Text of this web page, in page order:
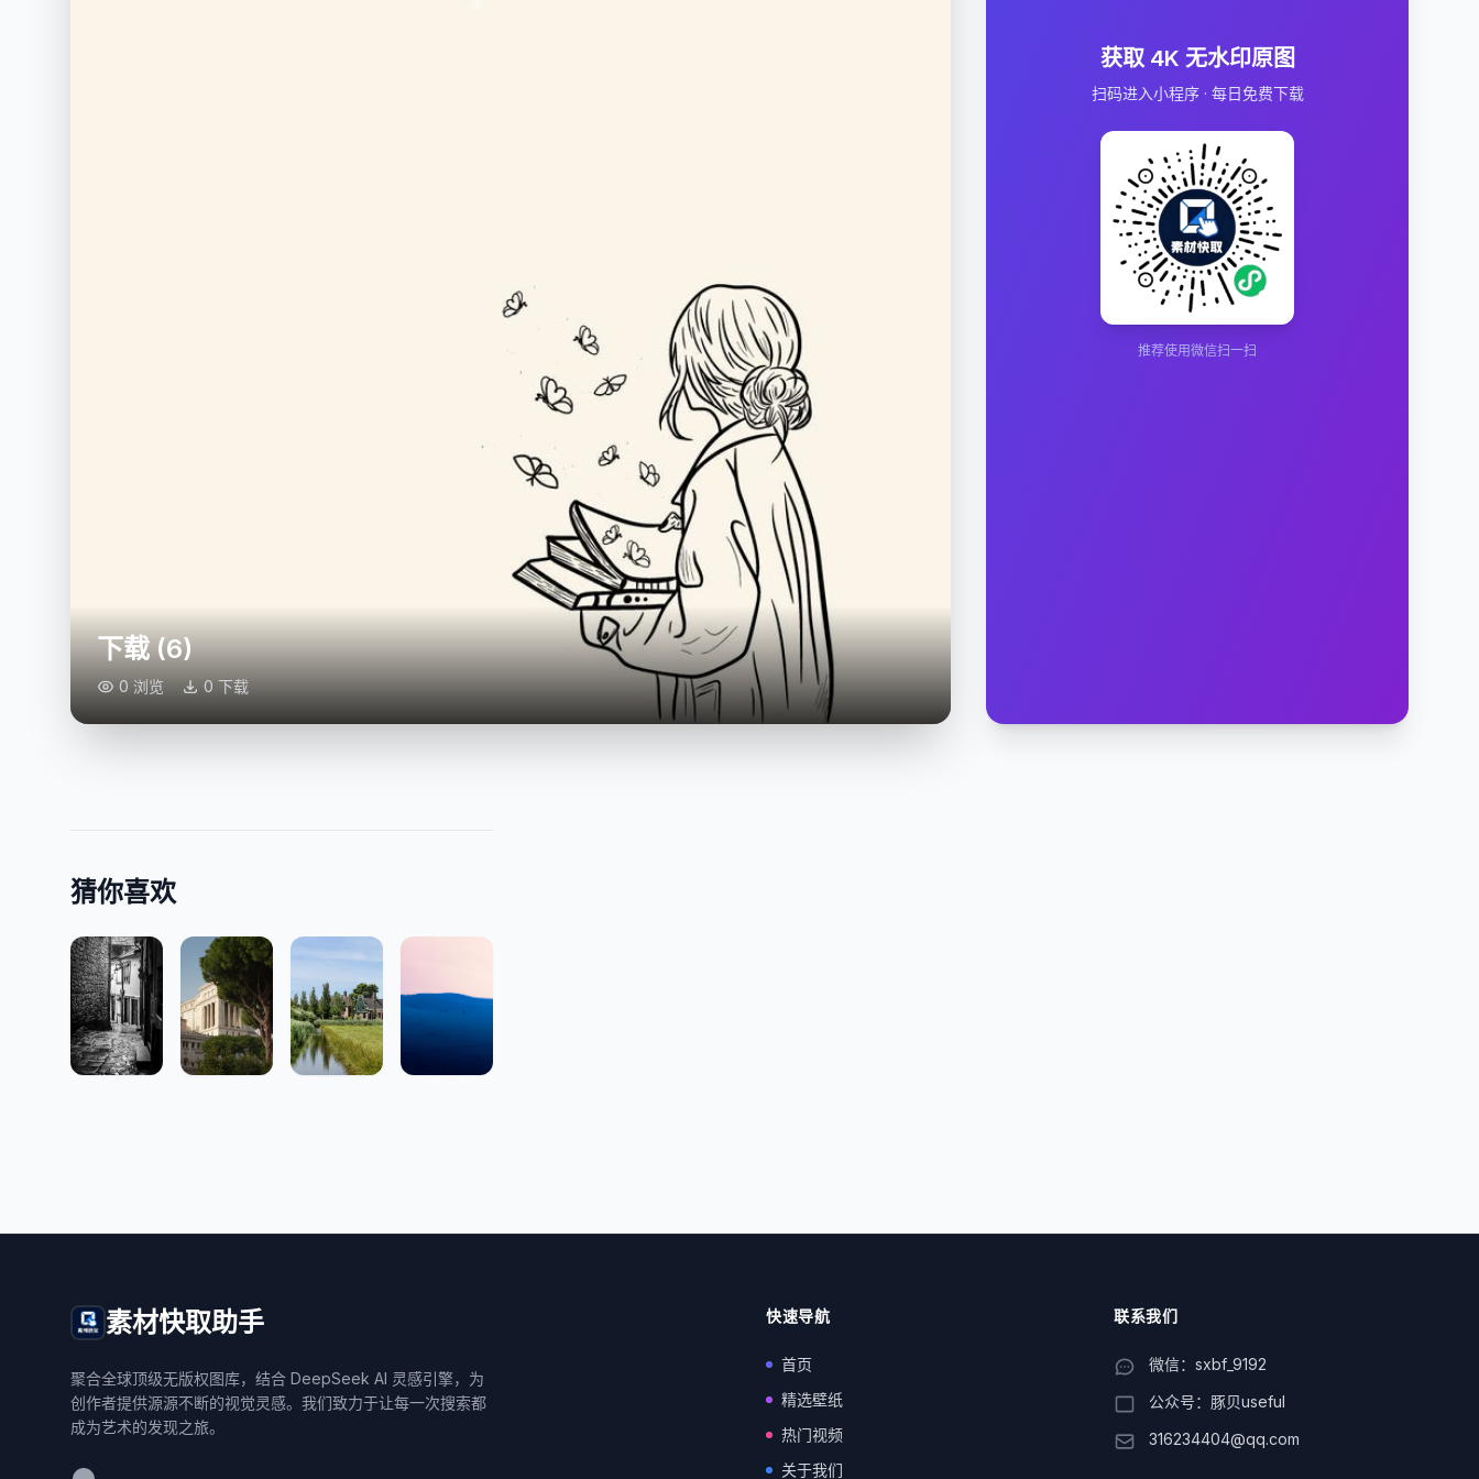
下载 (6)
0 浏览 0 下载
获取 4K 无水印原图
扫码进入小程序 · 每日免费下载
推荐使用微信扫一扫
猜你喜欢
素材快取助手
聚合全球顶级无版权图库，结合 DeepSeek AI 灵感引擎，为
创作者提供源源不断的视觉灵感。我们致力于让每一次搜索都
成为艺术的发现之旅。
快速导航
首页
精选壁纸
热门视频
关于我们
联系我们
微信：sxbf_9192
公众号：豚贝useful
316234404@qq.com